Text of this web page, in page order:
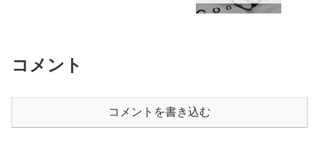
コメント
コメントを書き込む